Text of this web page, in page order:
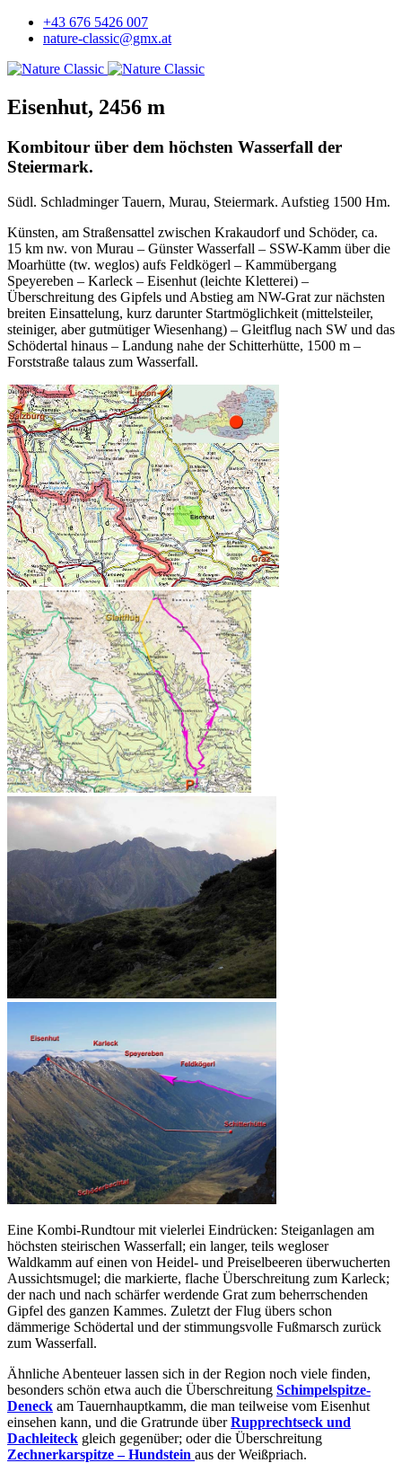
+43 676 5426 007
nature-classic@gmx.at
Eisenhut, 2456 m
Kombitour über dem höchsten Wasserfall der
Steiermark.
Südl. Schladminger Tauern, Murau, Steiermark. Aufstieg 1500 Hm.
Künsten, am Straßensattel zwischen Krakaudorf und Schöder, ca.
15 km nw. von Murau – Günster Wasserfall – SSW-Kamm über die
Moarhütte (tw. weglos) aufs Feldkögerl – Kammübergang
Speyereben – Karleck – Eisenhut (leichte Kletterei) –
Überschreitung des Gipfels und Abstieg am NW-Grat zur nächsten
breiten Einsattelung, kurz darunter Startmöglichkeit (mittelsteiler,
steiniger, aber gutmütiger Wiesenhang) – Gleitflug nach SW und das
Schödertal hinaus – Landung nahe der Schitterhütte, 1500 m –
Forststraße talaus zum Wasserfall.
Eine Kombi-Rundtour mit vielerlei Eindrücken: Steiganlagen am
höchsten steirischen Wasserfall; ein langer, teils wegloser
Waldkamm auf einen von Heidel- und Preiselbeeren überwucherten
Aussichtsmugel; die markierte, flache Überschreitung zum Karleck;
der nach und nach schärfer werdende Grat zum beherrschenden
Gipfel des ganzen Kammes. Zuletzt der Flug übers schon
dämmerige Schödertal und der stimmungsvolle Fußmarsch zurück
zum Wasserfall.
Ähnliche Abenteuer lassen sich in der Region noch viele finden,
besonders schön etwa auch die Überschreitung Schimpelspitze-
Deneck am Tauernhauptkamm, die man teilweise vom Eisenhut
einsehen kann, und die Gratrunde überRupprechtseck und
Dachleiteck gleich gegenüber; oder die Überschreitung
Zechnerkarspitze –Hundstein aus der Weißpriach.